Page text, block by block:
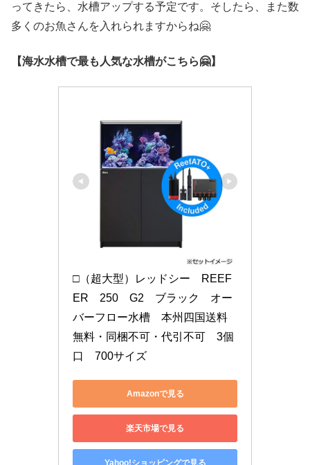
ってきたら、水槽アップする予定です。そしたら、また数
多くのお魚さんを入れられますからね🤗
【海水水槽で最も人気な水槽がこちら🤗】
□（超大型）レッドシー　REEF
ER　250　G2　ブラック　オー
バーフロー水槽　本州四国送料
無料・同梱不可・代引不可　3個
口　700サイズ
Amazonで見る
楽天市場で見る
Yahoo!ショッピングで見る